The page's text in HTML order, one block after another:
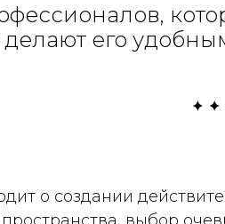
делают его
о создании